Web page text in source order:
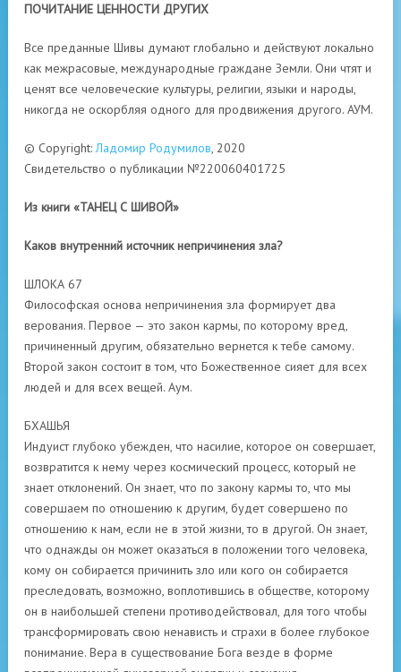
ПОЧИТАНИЕ ЦЕННОСТИ ДРУГИХ
Все преданные Шивы думают глобально и действуют локально
как межрасовые, международные граждане Земли. Они чтят и
ценят все человеческие культуры, религии, языки и народы,
никогда не оскорбляя одного для продвижения другого. АУМ.
© Copyright:Ладомир Родумилов, 2020
Свидетельство о публикации №220060401725
Из книги «ТАНЕЦ С ШИВОЙ»
Каков внутренний источник непричинения зла?
ШЛОКА 67
Философская основа непричинения зла формирует два
верования. Первое — это закон кармы, по которому вред,
причиненный другим, обязательно вернется к тебе самому.
Второй закон состоит в том, что Божественное сияет для всех
людей и для всех вещей. Аум.
БХАШЬЯ
Индуист глубоко убежден, что насилие, которое он совершает,
возвратится к нему через космический процесс, который не
знает отклонений. Он знает, что по закону кармы то, что мы
совершаем по отношению к другим, будет совершено по
отношению к нам, если не в этой жизни, то в другой. Он знает,
что однажды он может оказаться в положении того человека,
кому он собирается причинить зло или кого он собирается
преследовать, возможно, воплотившись в обществе, которому
он в наибольшей степени противодействовал, для того чтобы
трансформировать свою ненависть и страхи в более глубокое
понимание. Вера в существование Бога везде в форме